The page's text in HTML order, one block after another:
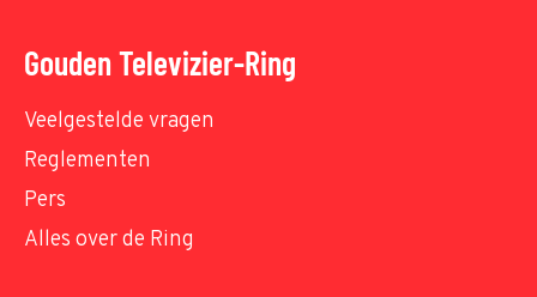
Gouden Televizier-Ring
Veelgestelde vragen
Reglementen
Pers
Alles over de Ring